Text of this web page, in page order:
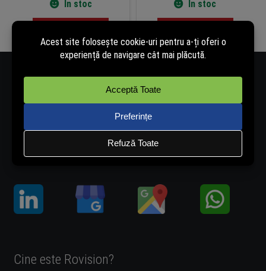
În stoc În stoc
Adresă de e-mail - vanzari@rovision.ro
Cine este Rovision?